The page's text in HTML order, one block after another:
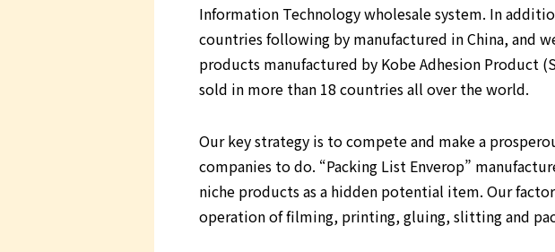
Information Technology wholesale system. In
countries following by manufactured in China, and
products manufactured by Kobe Adhesion Product
sold in more than 18 countries all over the world.
Our key strategy is to compete and make a
companies to do. “Packing List Enverop”
niche products as a hidden potential item. Our
operation of filming, printing, gluing, slitting and